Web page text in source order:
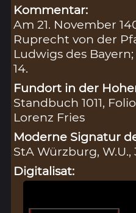
Kommentar:
Am 21. November
Ruprecht von der
Ludwigs des
14.
Fundort in der
Standbuch 1011,
Lorenz Fries
Moderne Signatur
StA Würzburg, W.U.,
Digitalisat: